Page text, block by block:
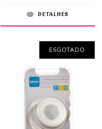
DETALHES
ESGOTADO